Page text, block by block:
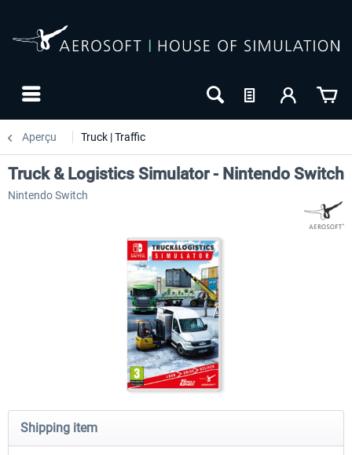
Aperçu Truck | Traffic
CityDriver
-20
CityDriver - Deluxe
Truck & Logistics Simulator - Nintendo Switch
Nintendo Switch
Shipping item